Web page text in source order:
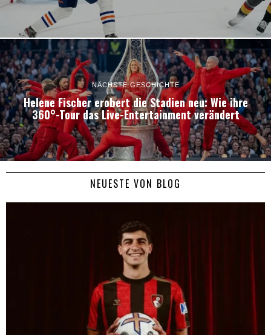
NÄCHSTE GESCHICHTE
Helene Fischer erobert die Stadien neu: Wie ihre
360°-Tour das Live-Entertainment verändert
NEUESTE VON BLOG